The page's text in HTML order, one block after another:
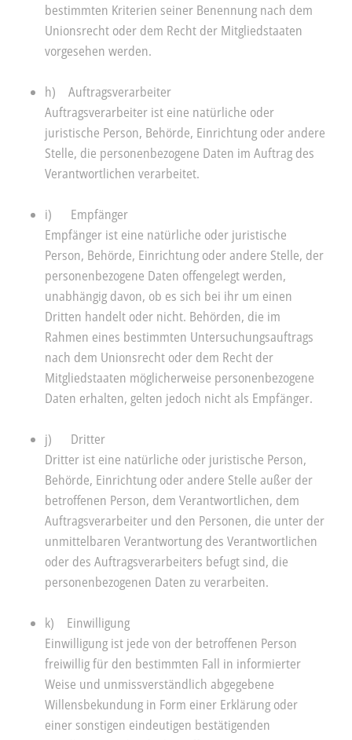
bestimmten Kriterien seiner Benennung nach dem
Unionsrecht oder dem Recht der Mitgliedstaaten
vorgesehen werden.
h) Auftragsverarbeiter
Auftragsverarbeiter ist eine natürliche oder
juristische Person, Behörde, Einrichtung oder andere
Stelle, die personenbezogene Daten im Auftrag des
Verantwortlichen verarbeitet.
i) Empfänger
Empfänger ist eine natürliche oder juristische
Person, Behörde, Einrichtung oder andere Stelle, der
personenbezogene Daten offengelegt werden,
unabhängig davon, ob es sich bei ihr um einen
Dritten handelt oder nicht. Behörden, die im
Rahmen eines bestimmten Untersuchungsauftrags
nach dem Unionsrecht oder dem Recht der
Mitgliedstaaten möglicherweise personenbezogene
Daten erhalten, gelten jedoch nicht als Empfänger.
j) Dritter
Dritter ist eine natürliche oder juristische Person,
Behörde, Einrichtung oder andere Stelle außer der
betroffenen Person, dem Verantwortlichen, dem
Auftragsverarbeiter und den Personen, die unter der
unmittelbaren Verantwortung des Verantwortlichen
oder des Auftragsverarbeiters befugt sind, die
personenbezogenen Daten zu verarbeiten.
k) Einwilligung
Einwilligung ist jede von der betroffenen Person
freiwillig für den bestimmten Fall in informierter
Weise und unmissverständlich abgegebene
Willensbekundung in Form einer Erklärung oder
einer sonstigen eindeutigen bestätigenden